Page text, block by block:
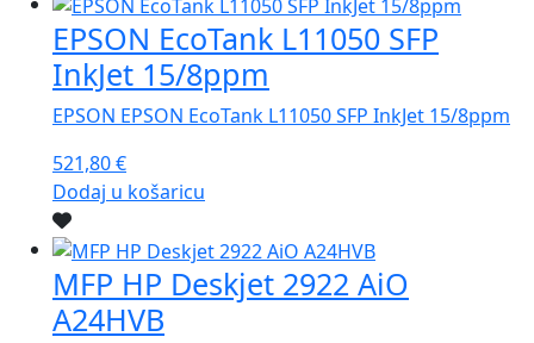
EPSON EcoTank L11050 SFP
InkJet 15/8ppm
EPSON EPSON EcoTank L11050 SFP InkJet 15/8ppm
521,80€
Dodaj u košaricu
MFP HP Deskjet 2922 AiO
A24HVB